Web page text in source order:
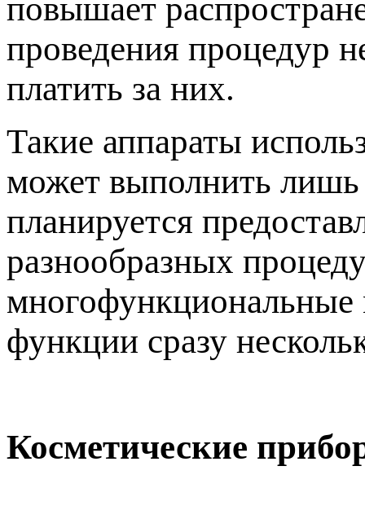
повышает
проведения процедур
платить за них.
Такие аппараты
может выполнить
планируется
разнообразных
многофункциональные
функции сразу
Косметические